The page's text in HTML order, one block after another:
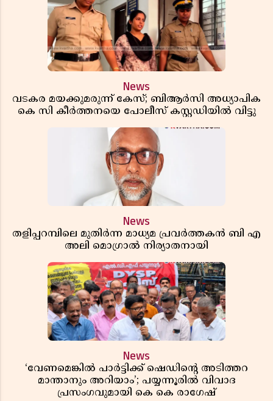
News
വടകര മയക്കുമരുന്ന് കേസ്; ബിആർസി അധ്യാപിക
കെ സി കീർത്തനയെ പോലീസ് കസ്റ്റഡിയിൽ വിട്ടു
News
തളിപ്പറമ്പിലെ മുതിർന്ന മാധ്യമ പ്രവർത്തകൻ ബി എ
അലി മൊഗ്രാൽ നിര്യാതനായി
News
‘വേണമെങ്കിൽ പാർട്ടിക്ക് ഷെഡിൻ്റെ അടിത്തറ
മാന്താനും അറിയാം’; പയ്യന്നൂരിൽ വിവാദ
പ്രസംഗവുമായി കെ കെ രാഗേഷ്